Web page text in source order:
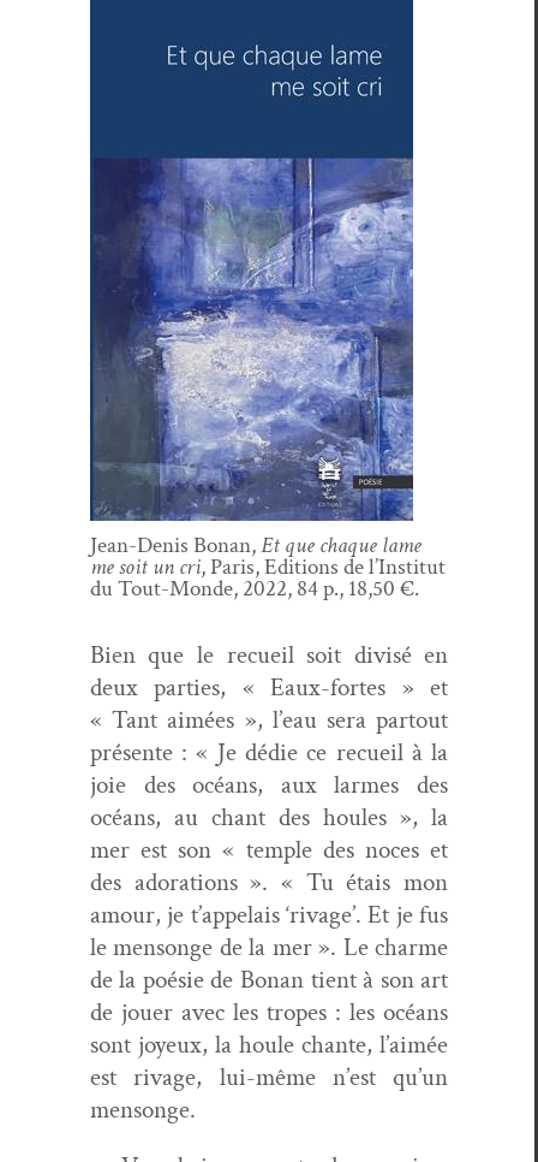
Jean-Denis Bonan,Et que chaque lame
me soit un cri, Paris, Edi­tions de l’Institut
du Tout-Monde, 2022, 84 p., 18,50 €.
Bien que le recueil soit divisé en
deux par­ties, « Eaux-fortes » et
« Tant aimées », l’eau sera partout
présente : « Je dédie ce recueil à la
joie des océans, aux larmes des
océans, au chant des houles », la
mer est son « tem­ple des noces et
des ado­ra­tions ». « Tu étais mon
amour, je t’appelais ‘rivage’. Et je fus
le men­songe de la mer ». Le charme
de la poésie de Bonan tient à son art
de jouer avec les tropes : les océans
sont joyeux, la houle chante, l’aimée
est rivage, lui-même n’est qu’un
mensonge.